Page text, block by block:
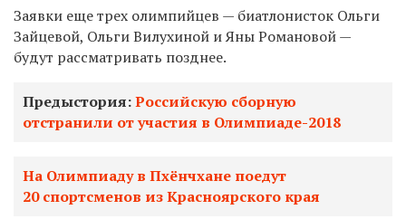
Заявки еще трех олимпийцев — биатлонисток Ольги
Зайцевой, Ольги Вилухиной и Яны Романовой —
будут рассматривать позднее.
Предыстория:Российскую сборную
отстранили от участия в Олимпиаде-2018
На Олимпиаду в Пхёнчхане поедут
20 спортсменов из Красноярского края